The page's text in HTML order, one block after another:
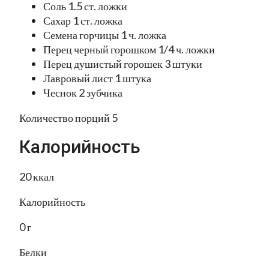
Соль 1.5 ст. ложки
Сахар 1 ст. ложка
Семена горчицы 1 ч. ложка
Перец черный горошком 1/4 ч. ложки
Перец душистый горошек 3 штуки
Лавровый лист 1 штука
Чеснок 2 зубчика
Количество порций 5
Калорийность
20 ккал
Калорийность
0 г
Белки